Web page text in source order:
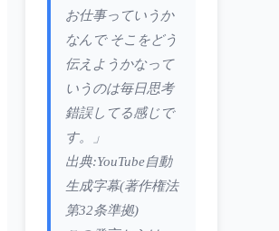
お仕事っていうか
なんで そこをどう
伝えようかなって
いうのは毎日思考
錯誤してる感じで
す。」
出典:YouTube自動
生成字幕(著作権法
第32条準拠)